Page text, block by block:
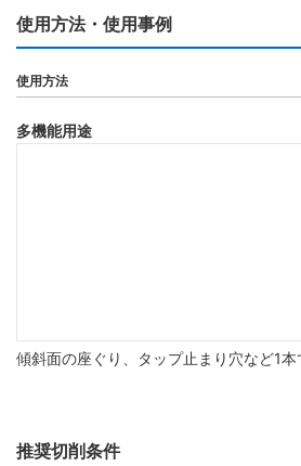
使用方法・使用事例
使用方法
多機能用途
傾斜面の座ぐり、タップ止まり穴など1
推奨切削条件